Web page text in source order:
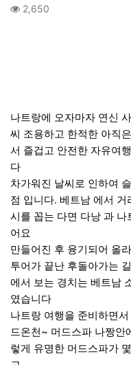
컨텐츠 정보
2,650
나트랑에 오자마자 연신
씨 조용하고 한적한 아직
서 즐겁고 안전한 자유여
다
차가워진 날씨로 인하여
점 입니다. 베트남 에서
시를 꼽는 다면 다낭 과
어요
만들어진 후 융기되어 올
투어가 끝난 후돌아가는
에서 보는 경치는 베트남
였습니다
나트랑 여행을 준비하면
드온천~ 머드스파 나짱안
렇게 유명한 머드스파가